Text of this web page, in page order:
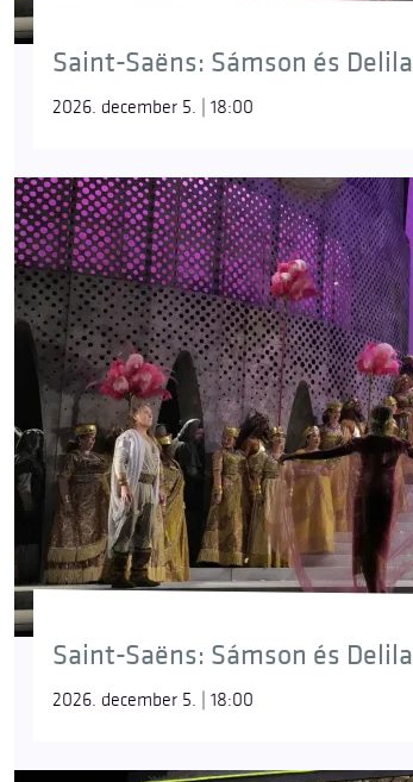
Saint-Saëns: Sámson és Delila
2026. december 5. | 18:00
Saint-Saëns: Sámson és Delila
2026. december 5. | 18:00